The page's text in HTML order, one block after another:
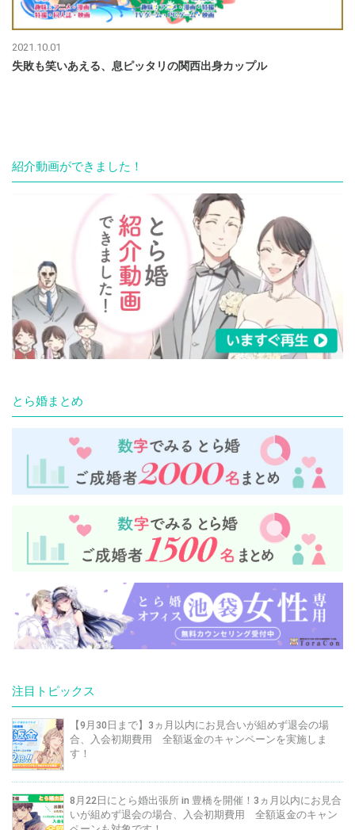
2021.10.01
失敗も笑いあえる、息ピッタリの関西出身カップル
紹介動画ができました！
とら婚まとめ
注目トピックス
【9月30日まで】3ヵ月以内にお見合いが組めず退会の場
合、入会初期費用 全額返金のキャンペーンを実施しま
す！
8月22日にとら婚出張所 in 豊橋を開催！3ヵ月以内にお見合
いが組めず退会の場合、入会初期費用 全額返金のキャン